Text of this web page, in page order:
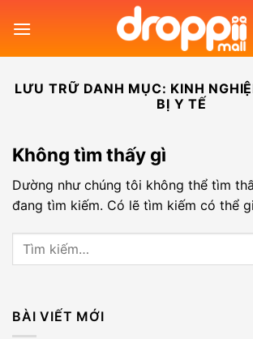
qua
LƯU TRỮ DANH MỤC: KINH
BỊ Y TẾ
Không tìm thấy gì
Dường như chúng tôi không thể tìm
đang tìm kiếm. Có lẽ tìm kiếm có thể
BÀI VIẾT MỚI